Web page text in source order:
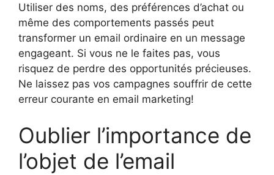
Utiliser des noms, des préférences d’achat ou
même des comportements passés peut
transformer un email ordinaire en un message
engageant. Si vous ne le faites pas, vous
risquez de perdre des opportunités précieuses.
Ne laissez pas vos campagnes souffrir de cette
erreur courante en email marketing!
Oublier l’importance de
l’objet de l’email